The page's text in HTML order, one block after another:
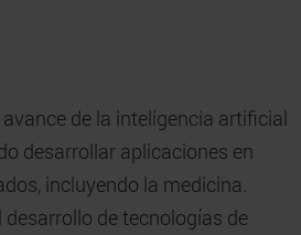
de la inteligencia artificial
desarrollar aplicaciones en
incluyendo la medicina.
desarrollo de tecnologías de